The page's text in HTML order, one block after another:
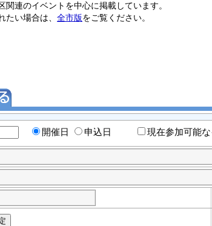
関連のイベントを中心に掲載しています。
たい場合は、 全市版 をご覧ください。
開催日 申込日 現在参加可能